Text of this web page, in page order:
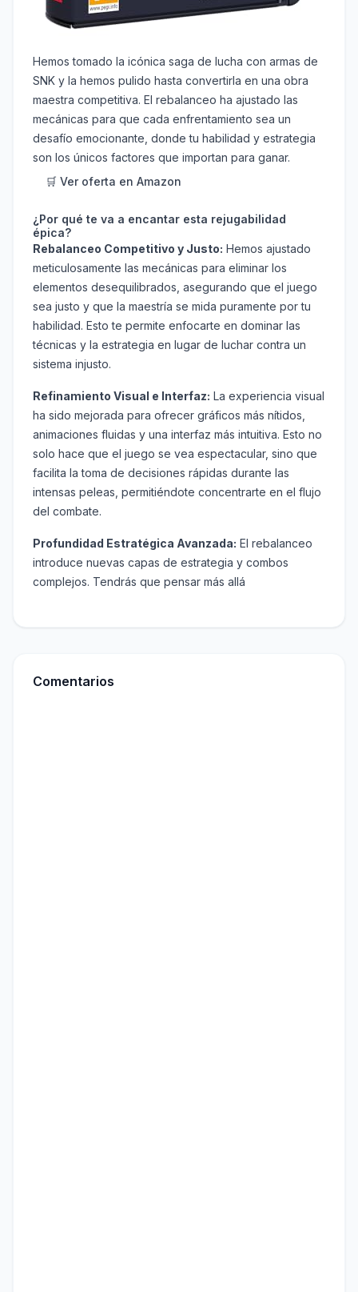
Hemos tomado la icónica saga de lucha con armas de
SNK y la hemos pulido hasta convertirla en una obra
maestra competitiva. El rebalanceo ha ajustado las
mecánicas para que cada enfrentamiento sea un
desafío emocionante, donde tu habilidad y estrategia
son los únicos factores que importan para ganar.
🛒 Ver oferta en Amazon
¿Por qué te va a encantar esta rejugabilidad
épica?
Rebalanceo Competitivo y Justo: Hemos ajustado
meticulosamente las mecánicas para eliminar los
elementos desequilibrados, asegurando que el juego
sea justo y que la maestría se mida puramente por tu
habilidad. Esto te permite enfocarte en dominar las
técnicas y la estrategia en lugar de luchar contra un
sistema injusto.
Refinamiento Visual e Interfaz: La experiencia visual
ha sido mejorada para ofrecer gráficos más nítidos,
animaciones fluidas y una interfaz más intuitiva. Esto no
solo hace que el juego se vea espectacular, sino que
facilita la toma de decisiones rápidas durante las
intensas peleas, permitiéndote concentrarte en el flujo
del combate.
Profundidad Estratégica Avanzada: El rebalanceo
introduce nuevas capas de estrategia y combos
complejos. Tendrás que pensar más allá
Comentarios